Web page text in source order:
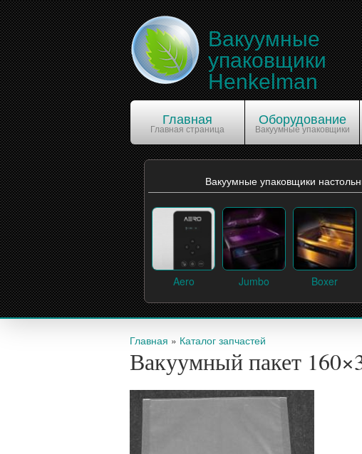
Вакуумные
упаковщики
Henkelman
Главная
Главная страница
Оборудование
Вакуумные упаковщики
Вакуумные упаковщики
Aero Jumbo Boxer
Вы здесь
Главная » Каталог запчастей
Вакуумный пакет